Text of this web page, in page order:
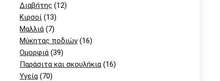
Διαβήτης (12)
Κιρσοί (13)
Μαλλιά (7)
Μύκητας ποδιών (16)
Ομορφιά (39)
Παράσιτα και σκουλήκια (16)
Υγεία (70)